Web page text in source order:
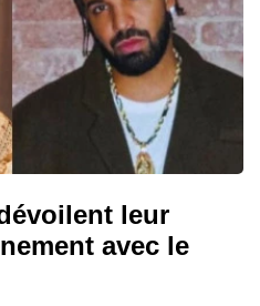
leur
avec le